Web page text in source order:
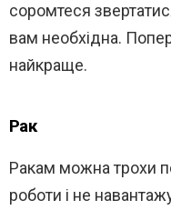
соромтеся
вам необхідна.
найкраще.
Рак
Ракам можна трохи
роботи і не